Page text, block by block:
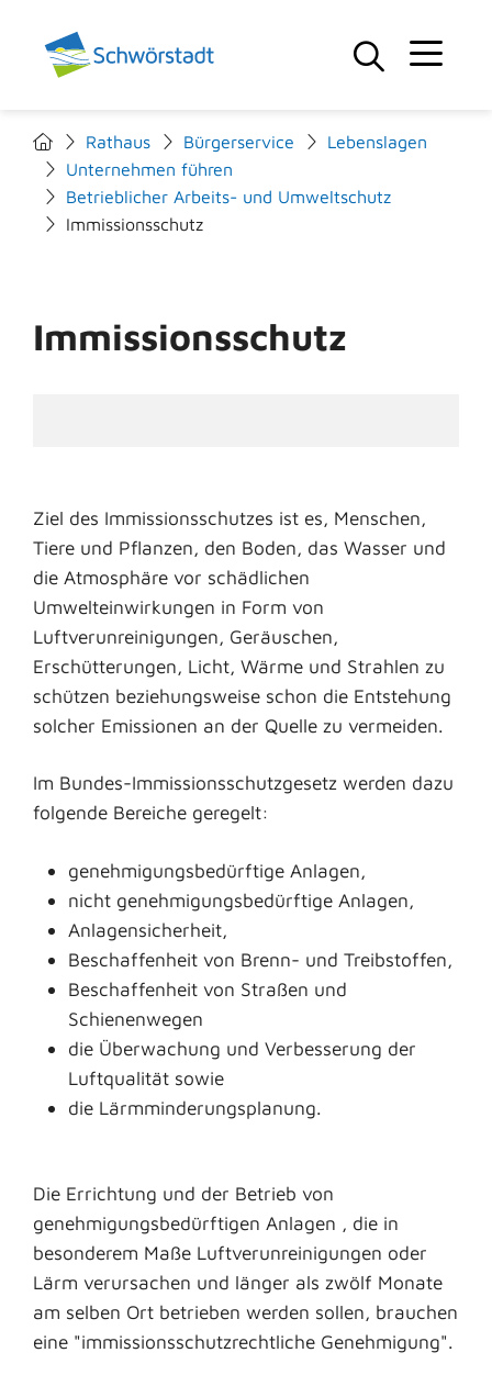
Rathaus Bürgerservice
Lebenslagen
Unternehmen führen
Betrieblicher Arbeits- und Umweltschutz
Immissionsschutz
Immissionsschutz
Ziel des Immissionsschutzes ist es, Menschen,
Tiere und Pflanzen, den Boden, das Wasser und
die Atmosphäre vor schädlichen
Umwelteinwirkungen in Form von
Luftverunreinigungen, Geräuschen,
Erschütterungen, Licht, Wärme und Strahlen zu
schützen beziehungsweise schon die Entstehung
solcher Emissionen an der Quelle zu vermeiden.
Im Bundes-Immissionsschutzgesetz werden dazu
folgende Bereiche geregelt:
genehmigungsbedürftige Anlagen,
nicht genehmigungsbedürftige Anlagen,
Anlagensicherheit,
Beschaffenheit von Brenn- und Treibstoffen,
Beschaffenheit von Straßen und
Schienenwegen
die Überwachung und Verbesserung der
Luftqualität sowie
die Lärmminderungsplanung.
Die Errichtung und der Betrieb von
genehmigungsbedürftigen Anlagen , die in
besonderem Maße Luftverunreinigungen oder
Lärm verursachen und länger als zwölf Monate
am selben Ort betrieben werden sollen, brauchen
eine "immissionsschutzrechtliche Genehmigung".